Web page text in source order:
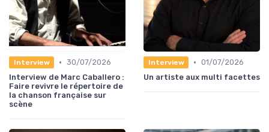
Interview • 30/07/2026
Interview de Marc Caballero :
Faire revivre le répertoire de
la chanson française sur
scène
Interview • 01/07/2026
Un artiste aux multi facettes